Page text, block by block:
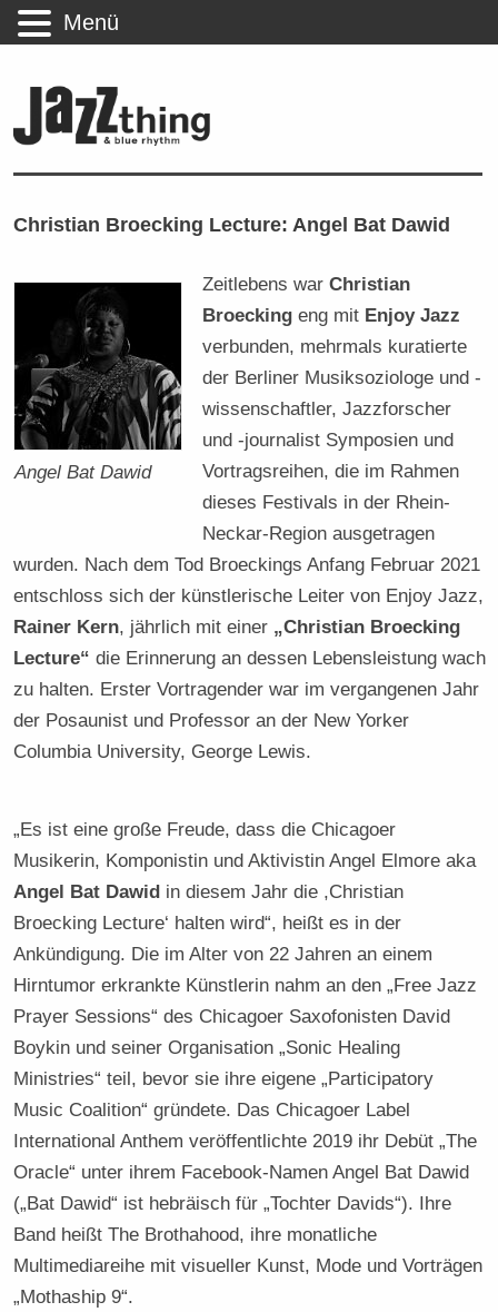
Christian Broecking Lecture: Angel Bat Dawid
Angel Bat Dawid
Zeitlebens warChristian
Broecking eng mit Enjoy Jazz
verbunden, mehrmals kuratierte
der Berliner Musiksoziologe und -
wissenschaftler, Jazzforscher
und -journalist Symposien und
Vortragsreihen, die im Rahmen
dieses Festivals in der Rhein-
Neckar-Region ausgetragen
wurden. Nach dem Tod Broeckings Anfang Februar 2021
entschloss sich der künstlerische Leiter von Enjoy Jazz,
Rainer Kern, jährlich mit einer „Christian Broecking
Lecture“ die Erinnerung an dessen Lebensleistung wach
zu halten. Erster Vortragender war im vergangenen Jahr
der Posaunist und Professor an der New Yorker
Columbia University, George Lewis.
„Es ist eine große Freude, dass die Chicagoer
Musikerin, Komponistin und Aktivistin Angel Elmore aka
Angel Bat Dawid in diesem Jahr die ,Christian
Broecking Lecture‘ halten wird“, heißt es in der
Ankündigung. Die im Alter von 22 Jahren an einem
Hirntumor erkrankte Künstlerin nahm an den „Free Jazz
Prayer Sessions“ des Chicagoer Saxofonisten David
Boykin und seiner Organisation „Sonic Healing
Ministries“ teil, bevor sie ihre eigene „Participatory
Music Coalition“ gründete. Das Chicagoer Label
International Anthem veröffentlichte 2019 ihr Debüt „The
Oracle“ unter ihrem Facebook-Namen Angel Bat Dawid
(„Bat Dawid“ ist hebräisch für „Tochter Davids“). Ihre
Band heißt The Brothahood, ihre monatliche
Multimediareihe mit visueller Kunst, Mode und Vorträgen
„Mothaship 9“.
Menü